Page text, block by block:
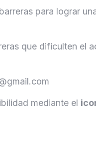
para lograr
que dificulten
mediante el